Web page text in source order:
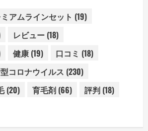
アムラインセット (19)
レビュー (18)
健康 (19) 口コミ (18)
コロナウイルス (230)
(20) 育毛剤 (66) 評判 (18)